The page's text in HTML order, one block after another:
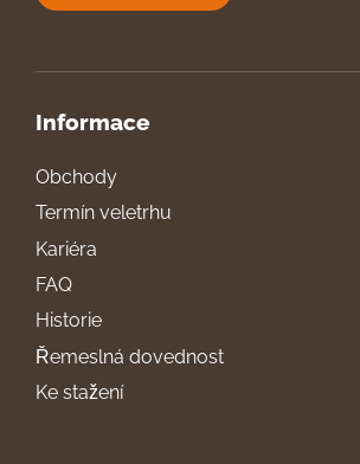
Informace
Obchody
Termín veletrhu
Kariéra
FAQ
Historie
Řemeslná dovednost
Ke stažení